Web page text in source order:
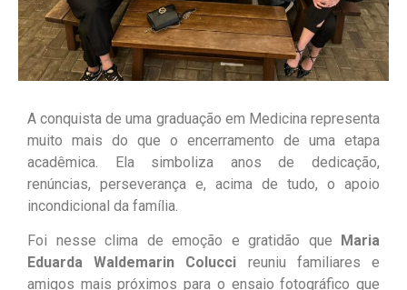
A conquista de uma graduação em Medicina representa
muito mais do que o encerramento de uma etapa
acadêmica. Ela simboliza anos de dedicação,
renúncias, perseverança e, acima de tudo, o apoio
incondicional da família.
Foi nesse clima de emoção e gratidão que Maria
Eduarda Waldemarin Colucci reuniu familiares e
amigos mais próximos para o ensaio fotográfico que